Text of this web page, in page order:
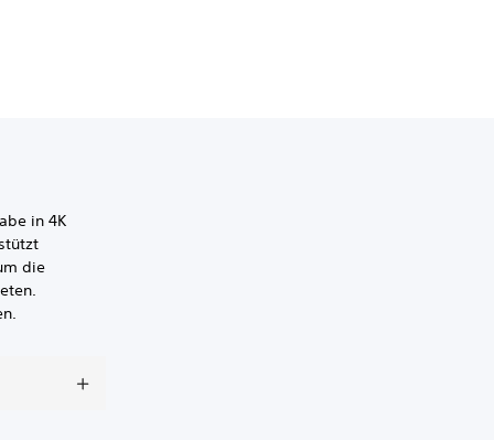
in 4K
die